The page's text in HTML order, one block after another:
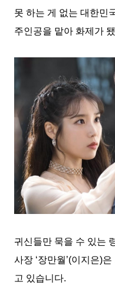
못 하는 게 없는 대한민
주인공을 맡아 화제가
귀신들만 묵을 수 있는
사장 ‘장만월’(이지은)
고 있습니다.